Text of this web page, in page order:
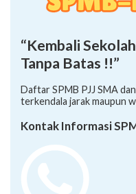
“Kembali
Tanpa Batas !!”
Daftar SPMB PJJ SMA
terkendala jarak maupun
Kontak Informasi